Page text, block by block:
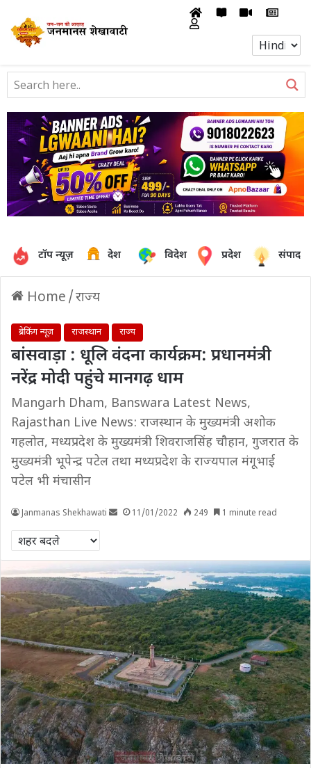
टॉप न्यूज़ देश विदेश प्रदेश
Home /राज्य
ब्रेकिंग न्यूज़ राजस्थान राज्य
बांसवाड़ा : धूलि वंदना कार्यक्रम: प्रधानमंत्री
नरेंद्र मोदी पहुंचे मानगढ़ धाम
Mangarh Dham, Banswara Latest News,
Rajasthan Live News: राजस्थान के मुख्यमंत्री अशोक
गहलोत, मध्यप्रदेश के मुख्यमंत्री शिवराजसिंह चौहान, गुजरात के
मुख्यमंत्री भूपेन्द्र पटेल तथा मध्यप्रदेश के राज्यपाल मंगूभाई
पटेल भी मंचासीन
Janmanas Shekhawati 11/01/2022 249 1 minute read